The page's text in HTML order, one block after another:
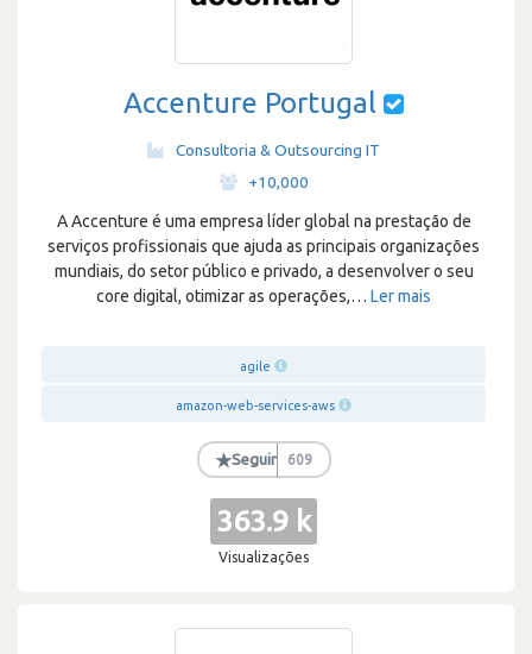
Accenture Portugal
Consultoria & Outsourcing IT
+10,000
A Accenture é uma empresa líder global na prestação de
serviços profissionais que ajuda as principais organizações
mundiais, do setor público e privado, a desenvolver o seu
core digital, otimizar as operações,… Ler mais
agile
amazon-web-services-aws
★Seguir 609
363.9 k
Visualizações